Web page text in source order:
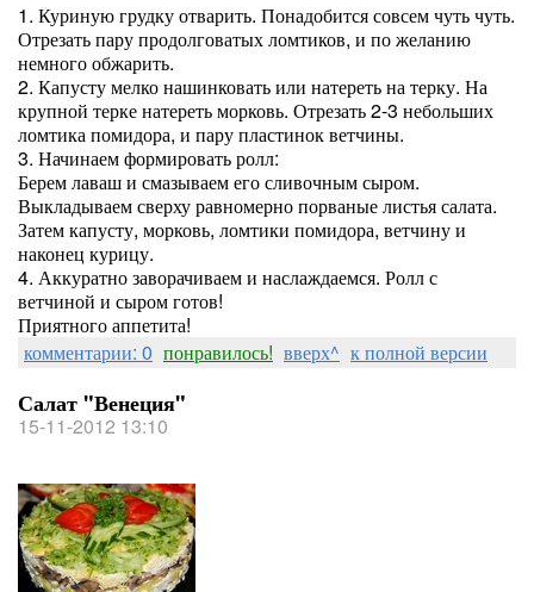
1. Куриную грудку отварить. Понадобится совсем чуть чуть.
Отрезать пару продолговатых ломтиков, и по желанию
немного обжарить.
2. Капусту мелко нашинковать или натереть на терку. На
крупной терке натереть морковь. Отрезать 2-3 небольших
ломтика помидора, и пару пластинок ветчины.
3. Начинаем формировать ролл:
Берем лаваш и смазываем его сливочным сыром.
Выкладываем сверху равномерно порваные листья салата.
Затем капусту, морковь, ломтики помидора, ветчину и
наконец курицу.
4. Аккуратно заворачиваем и наслаждаемся. Ролл с
ветчиной и сыром готов!
Приятного аппетита!
комментарии: 0 понравилось! вверх^ к полной версии
Салат "Венеция"
15-11-2012 13:10